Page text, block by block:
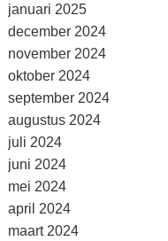
januari 2025
december 2024
november 2024
oktober 2024
september 2024
augustus 2024
juli 2024
juni 2024
mei 2024
april 2024
maart 2024